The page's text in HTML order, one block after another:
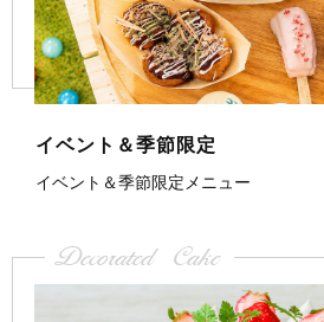
イベント＆季節限定
イベント＆季節限定メニュー
Decorated Cake